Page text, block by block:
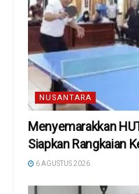
NUSANTARA
Menyemarakkan
Siapkan Rangkaian
6 AGUSTUS 2026